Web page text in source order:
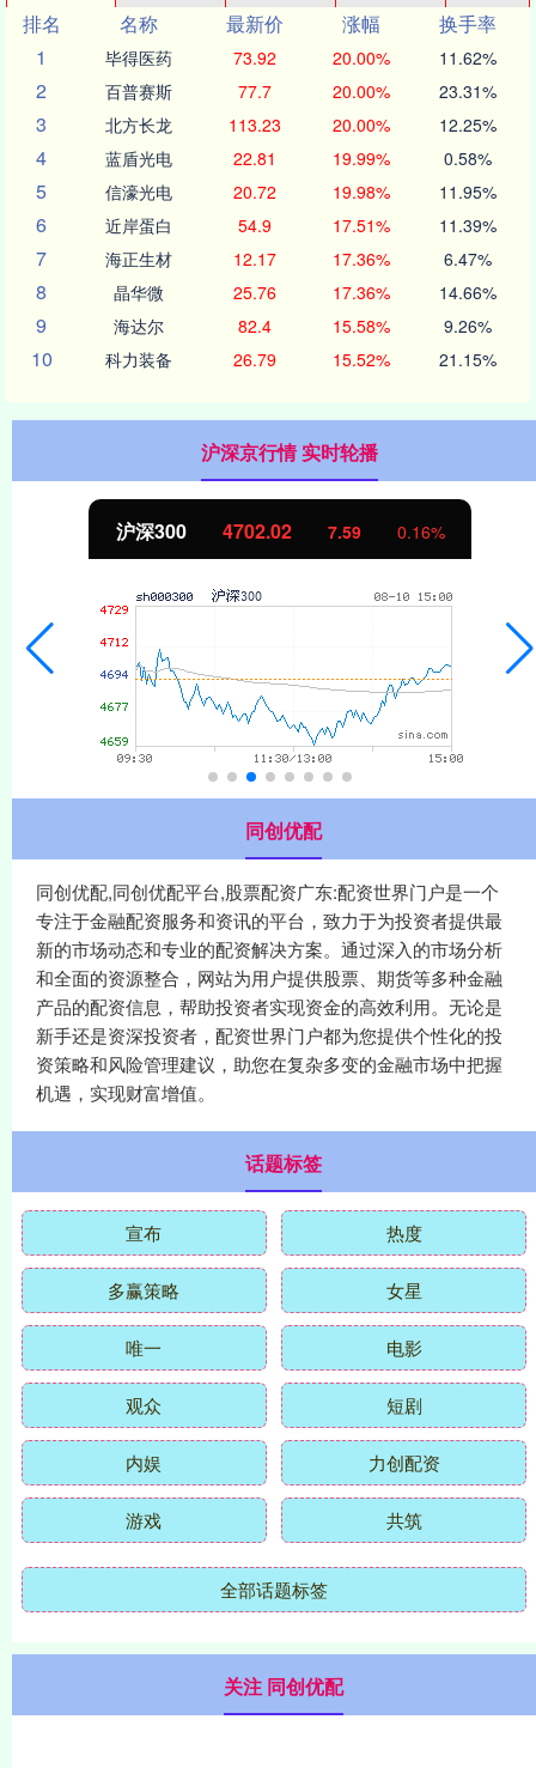
排名
名称 最新价 涨幅
换手率
1
毕得医药 73.92 20.00% 11.62%
2 百普赛斯 77.7 20.00% 23.31%
3 北方长龙 113.23 20.00% 12.25%
4 蓝盾光电 22.81 19.99% 0.58%
5 信濠光电 20.72 19.98% 11.95%
6 近岸蛋白 54.9 17.51% 11.39%
7 海正生材 12.17 17.36% 6.47%
8 晶华微 25.76 17.36% 14.66%
9 海达尔 82.4 15.58% 9.26%
10 科力装备 26.79 15.52% 21.15%
沪深京行情 实时轮播
沪深300 4702.02 7.59 0.16%
同创优配
同创优配,同创优配平台,股票配资广东:配资世界门户是一个
专注于金融配资服务和资讯的平台，致力于为投资者提供最
新的市场动态和专业的配资解决方案。通过深入的市场分析
和全面的资源整合，网站为用户提供股票、期货等多种金融
产品的配资信息，帮助投资者实现资金的高效利用。无论是
新手还是资深投资者，配资世界门户都为您提供个性化的投
资策略和风险管理建议，助您在复杂多变的金融市场中把握
机遇，实现财富增值。
话题标签
宣布 热度
多赢策略 女星
唯一 电影
观众 短剧
内娱 力创配资
游戏 共筑
全部话题标签
关注 同创优配